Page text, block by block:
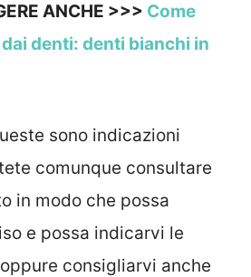
ANCHE >>> Come
denti: denti bianchi in
sono indicazioni
comunque consultare
in modo che possa
e possa indicarvi le
consigliarvi anche